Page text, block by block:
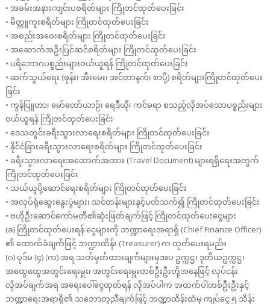
• အခမ်းအနားကျင်းပစရိတ်များ ကြိုတင်ထုတ်ပေးခြင်း
• မိတ္တူကူးစရိတ်များ ကြိုတင်ထုတ်ပေးခြင်း
• အစည်းအဝေးစရိတ်များ ကြိုတင်ထုတ်ပေးခြင်း
• အဆောက်အဦးပြင်ဆင်စရိတ်များ ကြိုတင်ထုတ်ပေးခြင်း
• ပရိဘောဂပစ္စည်းများဝယ်ယူရန် ကြိုတင်ထုတ်ပေးခြင်း
• ဆက်သွယ်ရေး (ဖုန်း၊ အီးမေး၊ အင်တာနက်၊ စာပို့) စရိတ်များကြိုတင်ထုတ်ပေး
ခြင်း
• ကွန်ပြူတာ၊ မော်တော်ယာဉ်၊ ရေဒီယို၊ ကင်မရာ စသည့်လိုအပ်သောပစ္စည်းများ
ဝယ်ယူရန် ကြိုတင်ထုတ်ပေးခြင်း
• ဒေသတွင်းခရီးသွားလာရေးစရိတ်များ ကြိုတင်ထုတ်ပေးခြင်း
• နိုင်ငံခြားခရီးသွားလာရေးစရိတ်များ ကြိုတင်ထုတ်ပေးခြင်း
• ခရီးသွားလာရေးအထောက်အထား (Travel Document) များရရှိရေးအတွက်
ကြိုတင်ထုတ်ပေးခြင်း
• သယ်ယူပို့ဆောင်ရေးစရိတ်များ ကြိုတင်ထုတ်ပေးခြင်း
• အလုပ်ရုံဆွေးနွေးပွဲများ၊ သင်တန်းများနှင့်ပတ်သက်၍ ကြိုတင်ထုတ်ပေးခြင်း
• ဗဟိုဦးဆောင်ကော်မတီ၏ဆုံးဖြတ်ချက်ဖြင့် ကြိုတင်ထုတ်ပေးငွေများ
(ခ) ကြိုတင်ထုတ်ပေးရန် ငွေများကို ဘဏ္ဍာရေးအရာရှိ (Chief Finance Officer)
၏ ထောက်ခံချက်ဖြင့် ဘဏ္ဍာထိန်း (Treasurer) က ထုတ်ပေးရမည်။
(ဂ) ပုဒ်မ (၄) (က) အရ သတ်မှတ်ထားချက်များမှအပ ဥက္ကဋ္ဌ၊ ဒုတိယဥက္ကဋ္ဌ၊
အထွေထွေအတွင်းရေးမှူး၊ အတွင်းရေးမှူးတစ်ဦးဦးတို့အနေဖြင့် လုပ်ငန်း
လိုအပ်ချက်အရ အရေးပေါ်ငွေထုတ်ရန် လိုအပ်ပါက အထက်ပါတစ်ဦးဦးနှင့်
ဘဏ္ဍာရေးအရာရှိ၏ သဘောတူညီချက်ဖြင့် ဘဏ္ဍာထိန်းထံမှ ကျပ်ငွေ ၅ သိန်း